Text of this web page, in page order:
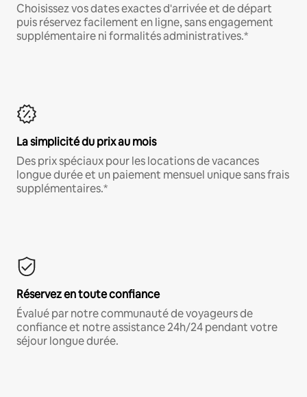
Choisissez vos dates exactes d'arrivée et de départ
puis réservez facilement en ligne, sans engagement
supplémentaire ni formalités administratives.*
La simplicité du prix au mois
Des prix spéciaux pour les locations de vacances
longue durée et un paiement mensuel unique sans frais
supplémentaires.*
Réservez en toute confiance
Évalué par notre communauté de voyageurs de
confiance et notre assistance 24h/24 pendant votre
séjour longue durée.